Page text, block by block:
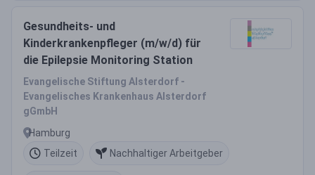
Gesundheits- und
Kinderkrankenpfleger (m/w/d) für
die Epilepsie Monitoring Station
Evangelische Stiftung Alsterdorf -
Evangelisches Krankenhaus Alsterdorf
gGmbH
Hamburg
Teilzeit
Nachhaltiger Arbeitgeber